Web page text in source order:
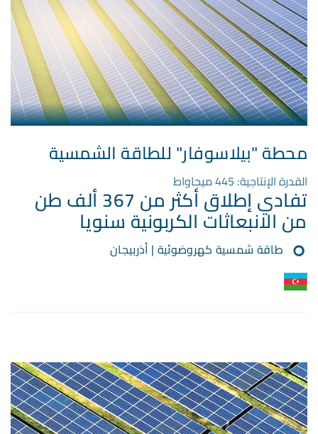
محطة "بيلاسوفار" للطاقة الشمسية
القدرة الإنتاجية: 445 ميجاواط
تفادي إطلاق أكثر من 367 ألف طن
من الانبعاثات الكربونية سنويا
طاقة شمسية كهروضوئية | أذربيجان